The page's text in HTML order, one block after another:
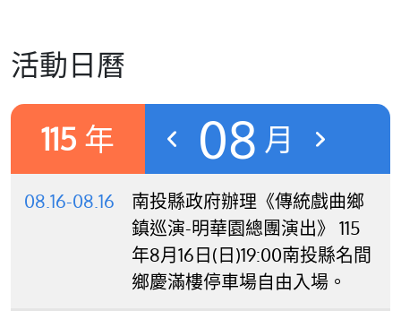
活動日曆
115 年 08 月
08.16-08.16
南投縣政府辦理《傳統戲曲鄉
鎮巡演-明華園總團演出》 115
年8月16日(日)19:00南投縣名間
鄉慶滿樓停車場自由入場。